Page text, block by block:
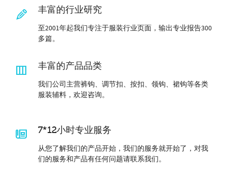
丰富的行业研究
至2001年起我们专注于服装行业页面，输出专业报告300
多篇。
丰富的产品品类
我们公司主营裤钩、调节扣、按扣、领钩、裙钩等各类
服装辅料，欢迎咨询。
7*12小时专业服务
从您了解我们的产品开始，我们的服务就开始了，对我
们的服务和产品有任何问题请联系我们。